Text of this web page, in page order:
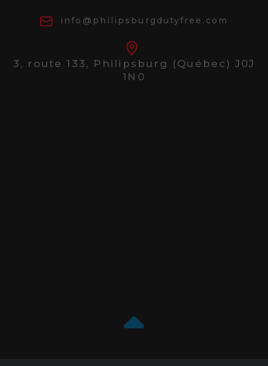
info@philipsburgdutyfree.com
3, route 133, Philipsburg (Québec) J0J
1N0